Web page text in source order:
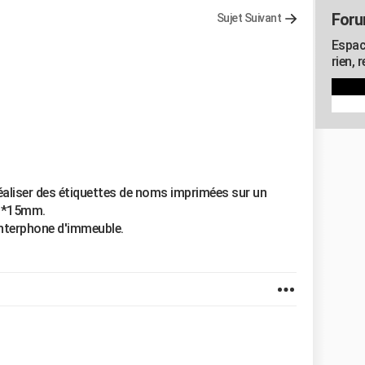
Sujet Suivant
des étiquettes de noms imprimées sur un
d'immeuble.
rien,